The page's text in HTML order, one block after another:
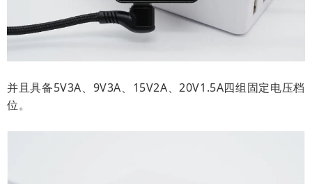
并且具备5V3A、9V3A、15V2A、20V1.5A四组固定电压档
位。